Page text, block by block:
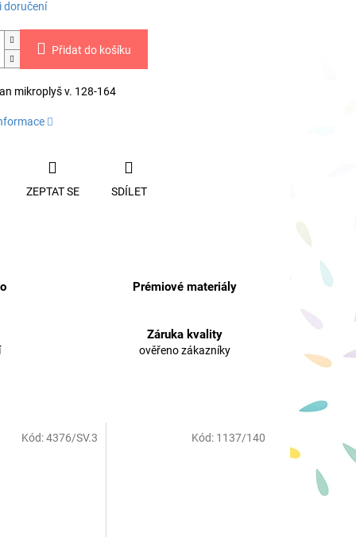
doručení
Přidat do košíku
mikroplyš v. 128-164
ZEPTAT SE SDÍLET
Prémiové materiály
Záruka kvality
ověřeno zákazníky
Kód:4376/SV.3 Kód: 1137/140